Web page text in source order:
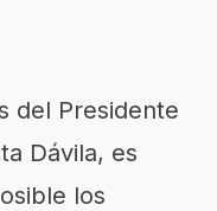
del Presidente
Dávila, es
los